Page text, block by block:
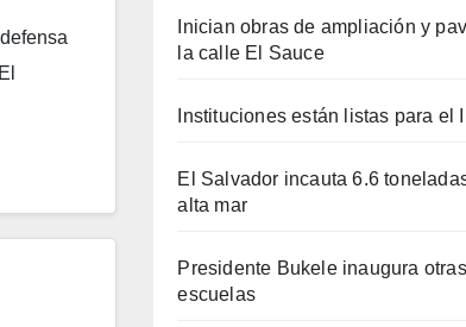
Inician obras de ampliación y
la calle El Sauce
Instituciones están listas para el
El Salvador incauta 6.6
alta mar
Presidente Bukele inaugura
escuelas